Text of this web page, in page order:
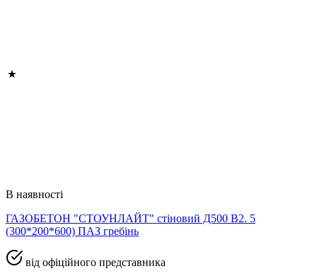
В наявності
ГАЗОБЕТОН "СТОУНЛАЙТ" стіновий Д500 В2. 5
(300*200*600) ПАЗ гребінь
від офіційного представника